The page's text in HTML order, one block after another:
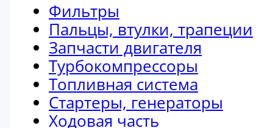
Фильтры
Пальцы, втулки, трапеции
Запчасти двигателя
Турбокомпрессоры
Топливная система
Стартеры, генераторы
Ходовая часть